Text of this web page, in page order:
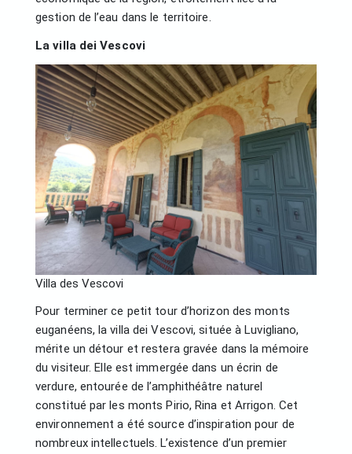
gestion de l’eau dans le territoire.
La villa dei Vescovi
Villa des Vescovi
Pour terminer ce petit tour d’horizon des monts
euganéens, la villa dei Vescovi, située à Luvigliano,
mérite un détour et restera gravée dans la mémoire
du visiteur. Elle est immergée dans un écrin de
verdure, entourée de l’amphithéâtre naturel
constitué par les monts Pirio, Rina et Arrigon. Cet
environnement a été source d’inspiration pour de
nombreux intellectuels. L’existence d’un premier